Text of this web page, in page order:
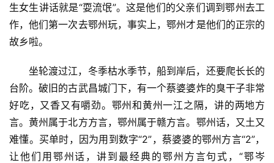
生女生讲话就是“耍流氓”。这是他们的父亲们调到鄂州去工
作，他们第一次去鄂州玩，事实上，鄂州才是他们的正宗的
故乡啦。
坐轮渡过江，冬季枯水季节，船到岸后，还要爬长长的
台阶。破旧的古武昌城门下，有一个蔡婆婆炸的臭干子非常
好吃，又香又有嚼劲。鄂州和黄州一江之隔，讲的两地方
言。黄州属于北方方言，鄂州属于赣方言。鄂州话，又土又
难懂。买单时，因为用到数字“2”，蔡婆婆的鄂州方言“2”，
让他们用鄂州话，讲到最经典的鄂州方言句式，“鄂岑